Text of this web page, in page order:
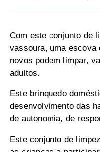
Com este conjunto de
vassoura, uma escova
novos podem limpar,
adultos.
Este brinquedo
desenvolvimento das
de autonomia, de
Este conjunto de